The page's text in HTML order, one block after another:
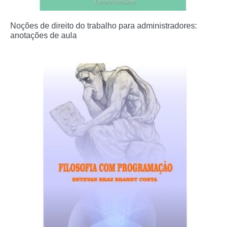
Noções de direito do trabalho para administradores:
anotações de aula